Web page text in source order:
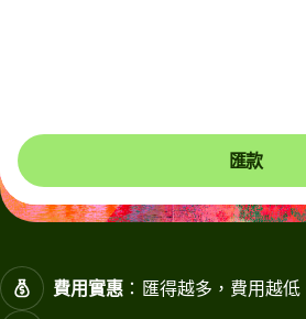
匯款
費用實惠 ：匯得越多，費用越低